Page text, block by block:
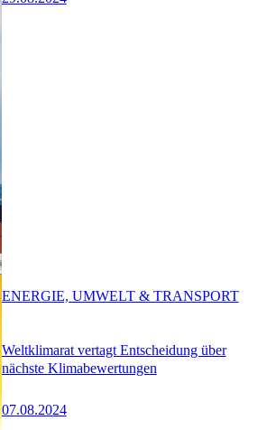
Weltklimarat vertagt Entscheidung über
nächste Klimabewertungen
07.08.2024
ENERGIE, UMWELT & TRANSPORT